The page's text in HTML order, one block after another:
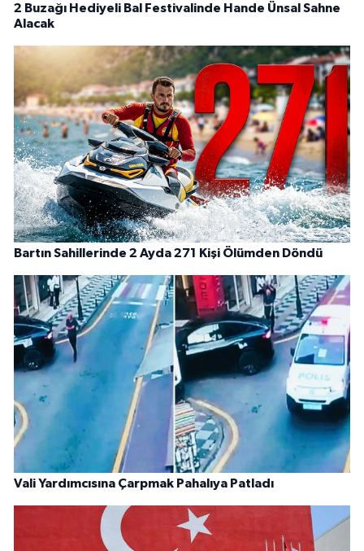
2 Buzağı Hediyeli Bal Festivalinde Hande Ünsal Sahne
Alacak
Bartın Sahillerinde 2 Ayda 271 Kişi Ölümden Döndü
Vali Yardımcısına Çarpmak Pahalıya Patladı